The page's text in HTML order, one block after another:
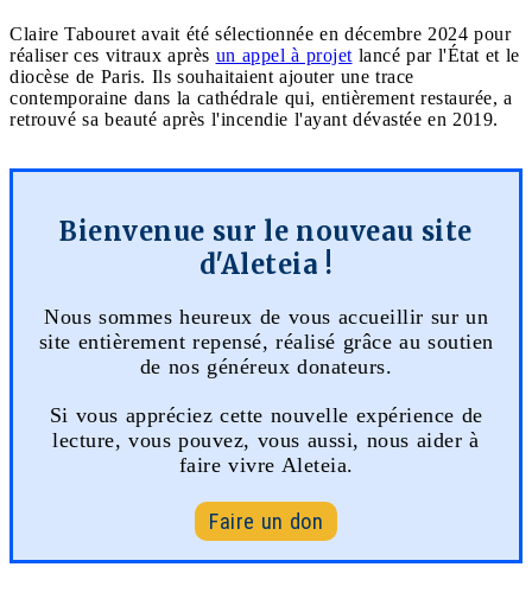
Claire Tabouret avait été sélectionnée en décembre 2024 pour
réaliser ces vitraux après un appel à projet lancé par l'État et le
diocèse de Paris. Ils souhaitaient ajouter une trace
contemporaine dans la cathédrale qui, entièrement restaurée, a
retrouvé sa beauté après l'incendie l'ayant dévastée en 2019.
Bienvenue sur le nouveau site
d'Aleteia !
Nous sommes heureux de vous accueillir sur un
site entièrement repensé, réalisé grâce au soutien
de nos généreux donateurs.
Si vous appréciez cette nouvelle expérience de
lecture, vous pouvez, vous aussi, nous aider à
faire vivre Aleteia.
Faire un don